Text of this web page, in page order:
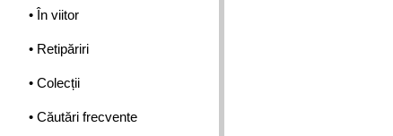
• În viitor
• Retipăriri
• Colecții
• Căutări frecvente